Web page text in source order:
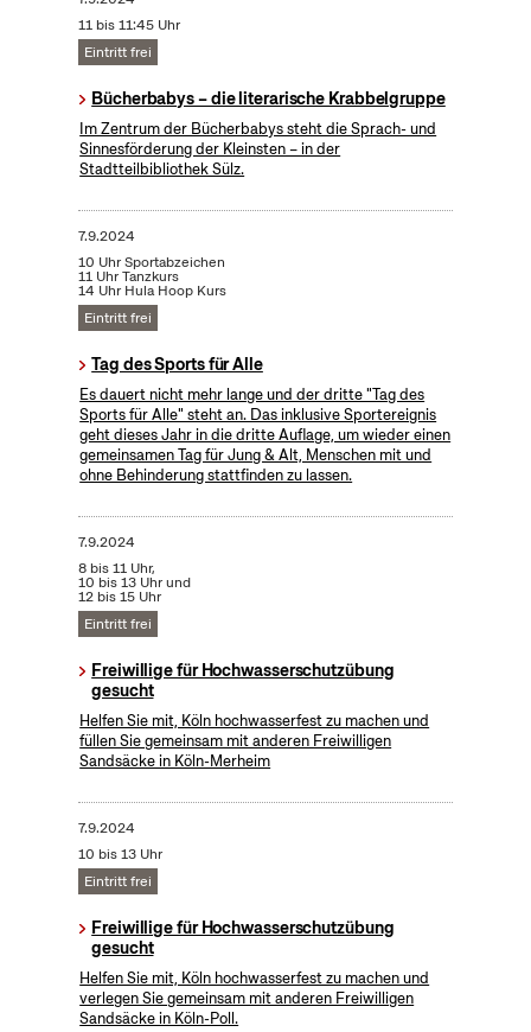
11 bis 11:45 Uhr
Eintritt frei
Bücherbabys – die literarische Krabbelgruppe
Im Zentrum der Bücherbabys steht die Sprach- und
Sinnesförderung der Kleinsten – in der
Stadtteilbibliothek Sülz.
7.9.2024
10 Uhr Sportabzeichen
11 Uhr Tanzkurs
14 Uhr Hula Hoop Kurs
Eintritt frei
Tag des Sports für Alle
Es dauert nicht mehr lange und der dritte "Tag des
Sports für Alle" steht an. Das inklusive Sportereignis
geht dieses Jahr in die dritte Auflage, um wieder einen
gemeinsamen Tag für Jung & Alt, Menschen mit und
ohne Behinderung stattfinden zu lassen.
7.9.2024
8 bis 11 Uhr,
10 bis 13 Uhr und
12 bis 15 Uhr
Eintritt frei
Freiwillige für Hochwasserschutzübung
gesucht
Helfen Sie mit, Köln hochwasserfest zu machen und
füllen Sie gemeinsam mit anderen Freiwilligen
Sandsäcke in Köln-Merheim
7.9.2024
10 bis 13 Uhr
Eintritt frei
Freiwillige für Hochwasserschutzübung
gesucht
Helfen Sie mit, Köln hochwasserfest zu machen und
verlegen Sie gemeinsam mit anderen Freiwilligen
Sandsäcke in Köln-Poll.